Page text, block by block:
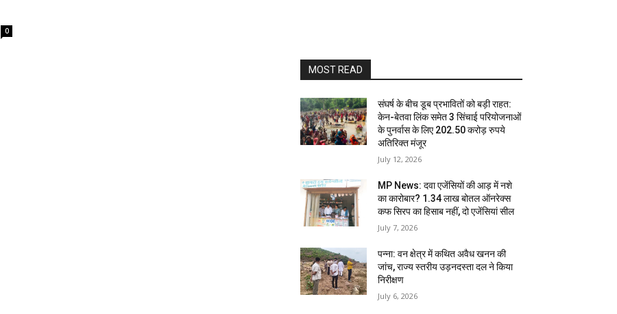
0
MOST READ
संघर्ष के बीच डूब प्रभावितों को बड़ी राहत:
केन-बेतवा लिंक समेत 3 सिंचाई परियोजनाओं
के पुनर्वास के लिए 202.50 करोड़ रुपये
अतिरिक्त मंजूर
July 12, 2026
MP News: दवा एजेंसियों की आड़ में नशे
का कारोबार? 1.34 लाख बोतल ऑनरेक्स
कफ सिरप का हिसाब नहीं, दो एजेंसियां सील
July 7, 2026
पन्ना: वन क्षेत्र में कथित अवैध खनन की
जांच, राज्य स्तरीय उड़नदस्ता दल ने किया
निरीक्षण
July 6, 2026